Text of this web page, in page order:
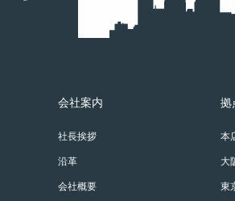
会社案内
社長挨拶
沿革
会社概要
拠
本
大
東